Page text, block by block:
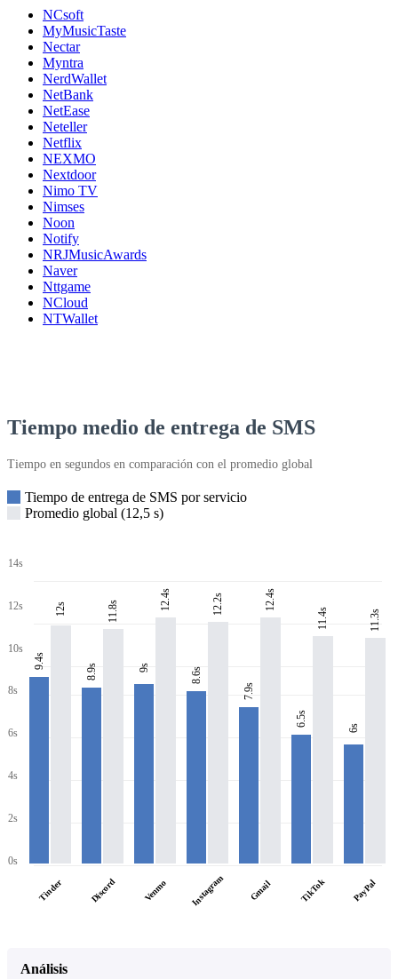
NCsoft
MyMusicTaste
Nectar
Myntra
NerdWallet
NetBank
NetEase
Neteller
Netflix
NEXMO
Nextdoor
Nimo TV
Nimses
Noon
Notify
NRJMusicAwards
Naver
Nttgame
NCloud
NTWallet
Tiempo medio de entrega de SMS
Tiempo en segundos en comparación con el promedio global
Tiempo de entrega de SMS por servicio
Promedio global (12,5 s)
14s
12s
10s
8s
6s
4s
2s
0s
9.4s
12s
Tinder
8.9s
11.8s
Discord
9s
12.4s
Venmo
8.6s
12.2s
Instagram
7.9s
12.4s
Gmail
6.5s
11.4s
TikTok
6s
11.3s
PayPal
Análisis